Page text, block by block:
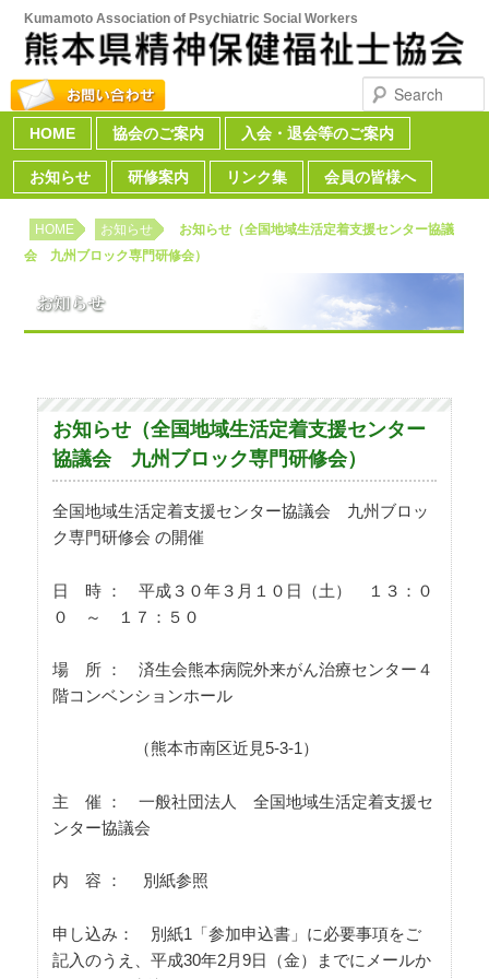
Kumamoto Association of Psychiatric Social Workers
Search
Main menu
Skip to primary content
Skip to secondary content
HOME 協会のご案内 入会・退会等のご案内
お知らせ 研修案内 リンク集 会員の皆様へ
HOME お知らせ
お知らせ（全国地域生活定着支援センター協議
会 九州ブロック専門研修会）
お知らせ（全国地域生活定着支援センター
協議会 九州ブロック専門研修会）
全国地域生活定着支援センター協議会 九州ブロッ
ク専門研修会 の開催
日 時 ： 平成３０年３月１０日（土） １３：０
０ ～ １７：５０
場 所 ： 済生会熊本病院外来がん治療センター４
階コンベンションホール
（熊本市南区近見5-3-1）
主 催 ： 一般社団法人 全国地域生活定着支援セ
ンター協議会
内 容 ： 別紙参照
申し込み： 別紙1「参加申込書」に必要事項をご
記入のうえ、平成30年2月9日（金）までにメールか